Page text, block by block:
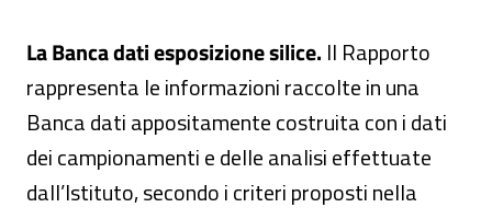
La Banca dati esposizione silice. Il Rapporto
rappresenta le informazioni raccolte in una
Banca dati appositamente costruita con i dati
dei campionamenti e delle analisi effettuate
dall’Istituto, secondo i criteri proposti nella